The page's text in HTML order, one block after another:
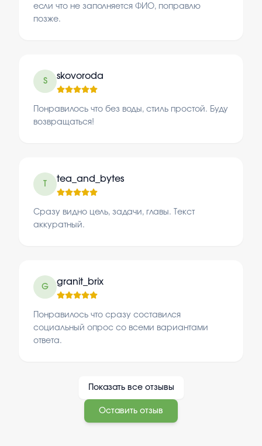
если что не заполняется ФИО, поправлю
позже.
S
skovoroda
Понравилось что без воды, стиль простой. Буду
возвращаться!
tea_and_bytes
Сразу видно цель, задачи, главы. Текст
аккуратный.
G
granit_brix
Понравилось что сразу составился
социальный опрос со всеми вариантами
ответа.
Показать все отзывы
Оставить отзыв